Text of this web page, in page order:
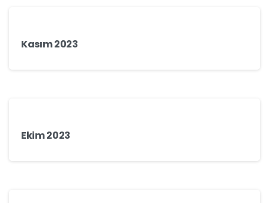
Kasım 2023
Ekim 2023